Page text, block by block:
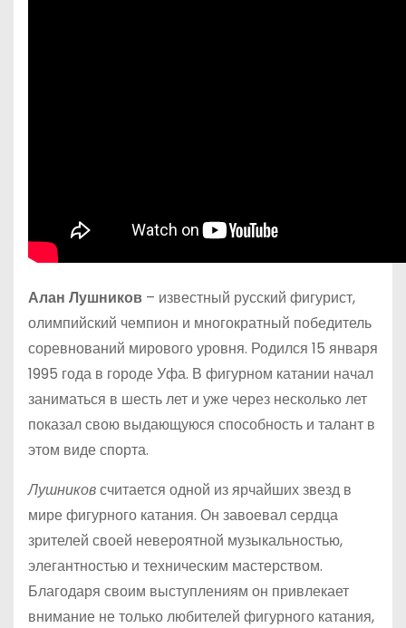
Алан Лушников – известный русский фигурист,
олимпийский чемпион и многократный победитель
соревнований мирового уровня. Родился 15 января
1995 года в городе Уфа. В фигурном катании начал
заниматься в шесть лет и уже через несколько лет
показал свою выдающуюся способность и талант в
этом виде спорта.
Лушниковсчитается одной из ярчайших звезд в
мире фигурного катания. Он завоевал сердца
зрителей своей невероятной музыкальностью,
элегантностью и техническим мастерством.
Благодаря своим выступлениям он привлекает
внимание не только любителей фигурного катания,